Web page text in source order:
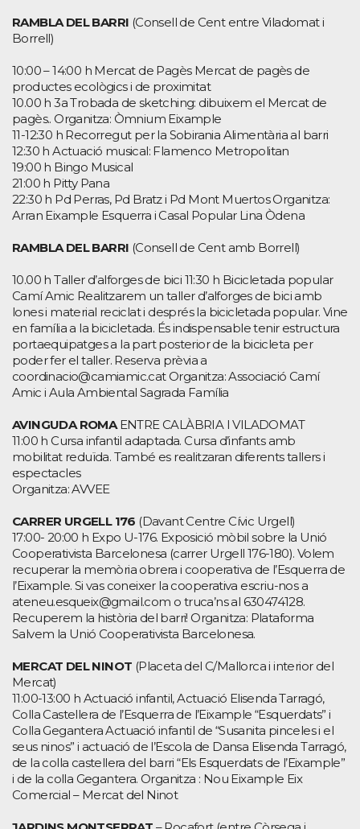
RAMBLA DEL BARRI (Consell de Cent entre Viladomat i
Borrell)
10:00 – 14:00 h Mercat de Pagès Mercat de pagès de
productes ecològics i de proximitat
10.00 h 3a Trobada de sketching: dibuixem el Mercat de
pagès.. Organitza: Òmnium Eixample
11-12:30 h Recorregut per la Sobirania Alimentària al barri
12:30 h Actuació musical: Flamenco Metropolitan
19:00 h Bingo Musical
21:00 h Pitty Pana
22:30 h Pd Perras, Pd Bratz i Pd Mont Muertos Organitza:
Arran Eixample Esquerra i Casal Popular Lina Òdena
RAMBLA DEL BARRI (Consell de Cent amb Borrell)
10.00 h Taller d’alforges de bici 11:30 h Bicicletada popular
Camí Amic Realitzarem un taller d’alforges de bici amb
lones i material reciclat i després la bicicletada popular. Vine
en família a la bicicletada. És indispensable tenir estructura
portaequipatges a la part posterior de la bicicleta per
poder fer el taller. Reserva prèvia a
coordinacio@camiamic.cat Organitza: Associació Camí
Amic i Aula Ambiental Sagrada Família
AVINGUDA ROMAENTRE CALÀBRIA I VILADOMAT
11:00 h Cursa infantil adaptada. Cursa d’infants amb
mobilitat reduïda. També es realitzaran diferents tallers i
espectacles
Organitza: AVVEE
CARRER URGELL 176 (Davant Centre Cívic Urgell)
17:00- 20:00 h Expo U-176. Exposició mòbil sobre la Unió
Cooperativista Barcelonesa (carrer Urgell 176-180). Volem
recuperar la memòria obrera i cooperativa de l’Esquerra de
l’Eixample. Si vas coneixer la cooperativa escriu-nos a
ateneu.esqueix@gmail.com o truca’ns al 630474128.
Recuperem la història del barri! Organitza: Plataforma
Salvem la Unió Cooperativista Barcelonesa.
MERCAT DEL NINOT (Placeta del C/Mallorca i interior del
Mercat)
11:00-13:00 h Actuació infantil, Actuació Elisenda Tarragó,
Colla Castellera de l’Esquerra de l’Eixample “Esquerdats” i
Colla Gegantera Actuació infantil de “Susanita pinceles i el
seus ninos” i actuació de l’Escola de Dansa Elisenda Tarragó,
de la colla castellera del barri “Els Esquerdats de l’Eixample”
i de la colla Gegantera. Organitza : Nou Eixample Eix
Comercial – Mercat del Ninot